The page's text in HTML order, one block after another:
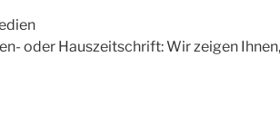
oder Hauszeitschrift: Wir zeigen